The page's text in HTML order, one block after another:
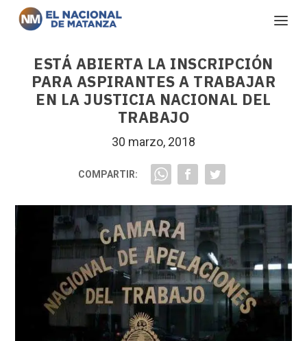
ESTÁ ABIERTA LA INSCRIPCIÓN
PARA ASPIRANTES A TRABAJAR
EN LA JUSTICIA NACIONAL DEL
TRABAJO
30 marzo, 2018
COMPARTIR: